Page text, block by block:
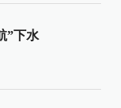
”下水